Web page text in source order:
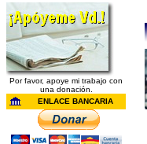
Por favor, apoye mi trabajo con
una donación.
ENLACE BANCARIA